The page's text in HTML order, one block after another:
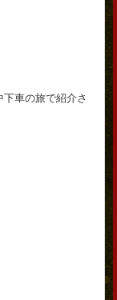
下車の旅で紹介さ